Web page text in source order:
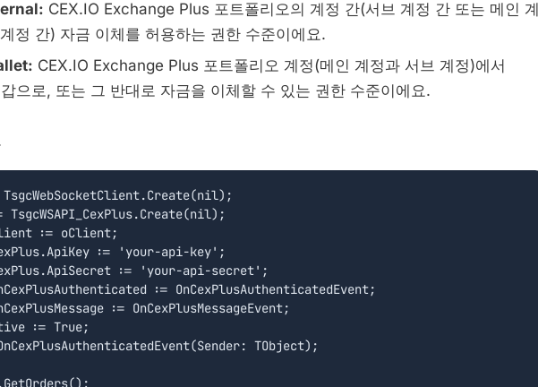
CEX.IO Exchange Plus 포트폴리오의 계정 간(서브 계정 간 또는 메인 계
정 간) 자금 이체를 허용하는 권한 수준이에요.
CEX.IO Exchange Plus 포트폴리오 계정(메인 계정과 서브 계정)에서
으로, 또는 그 반대로 자금을 이체할 수 있는 권한 수준이에요.
TsgcWSAPI_CexPlus.Create(nil);
:= oClient;
:= 'your-api-key';
:= 'your-api-secret';
:= OnCexPlusAuthenticatedEvent;
:= OnCexPlusMessageEvent;
:= True;
TObject);